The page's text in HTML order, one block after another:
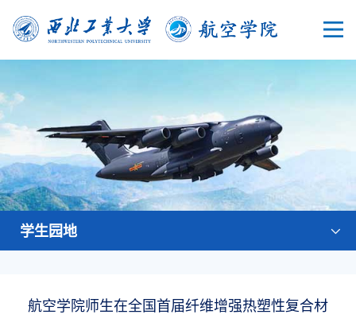
学生园地
航空学院师生在全国首届纤维增强热塑性复合材